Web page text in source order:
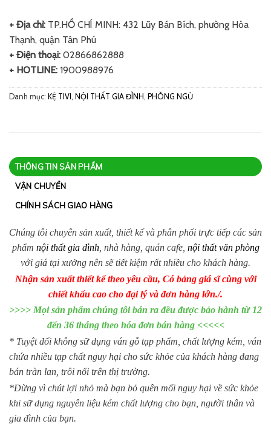
+ Địa chỉ: TP.HỒ CHÍ MINH: 432 Lũy Bán Bích, phường Hòa
Thạnh, quận Tân Phú
+ Điện thoại: 02866862888
+ HOTLINE: 1900988976
Danh mục: KỆ TIVI , NỘI THẤT GIA ĐÌNH, PHÒNG NGỦ
THÔNG TIN SẢN PHẨM
VẬN CHUYỂN
CHÍNH SÁCH GIAO HÀNG
Chúng tôi chuyên sản xuất, thiết kế và phân phối trực tiếp các sản
phẩm nội thất gia đình, nhà hàng, quán cafe, nội thất văn phòng
với giá tại xưởng nên sẽ tiết kiệm rất nhiều cho khách hàng.
Nhận sản xuất thiết kế theo yêu cầu, Có bảng giá sĩ cùng với
chiết khấu cao cho đại lý và đơn hàng lớn./.
>>>> Mọi sản phẩm chúng tôi bán ra đều được bảo hành từ 12
đến 36 tháng theo hóa đơn bán hàng <<<<<
* Tuyệt đối không sữ dụng ván gỗ tạp phẩm, chất lượng kém, ván
chứa nhiều tạp chất nguy hại cho sức khỏe của khách hàng đang
bán tràn lan, trôi nổi trên thị trường.
*Đừng vì chút lợi nhỏ mà bạn bỏ quên mối nguy hại về sức khỏe
khi sữ dụng nguyên liệu kém chất lượng cho bạn, người thân và
gia đình của bạn.